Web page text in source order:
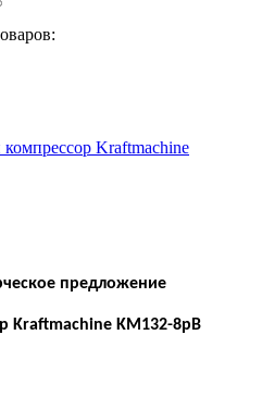
Kraftmaсhine
предложение
Kraftmaсhine KM132-8рВ